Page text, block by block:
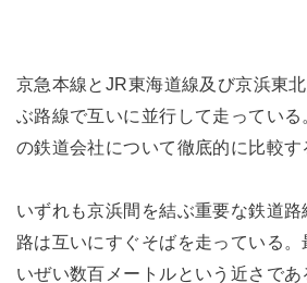
京急本線とJR東海道線及び京浜東
ぶ路線で互いに並行して走ってい
の鉄道会社について徹底的に比較す
いずれも京浜間を結ぶ重要な鉄道
路は互いにすぐそばを走っている
いぜい数百メートルという近さであ